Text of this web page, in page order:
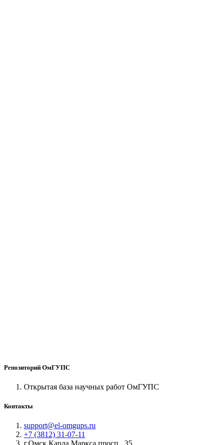
Репозиторий ОмГУПС
Открытая база научных работ ОмГУПС
Контакты
support@el-omgups.ru
+7 (3812) 31-07-11